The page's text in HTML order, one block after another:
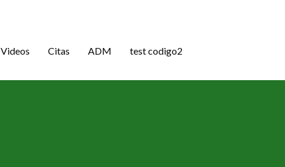
Videos Citas ADM test codigo2